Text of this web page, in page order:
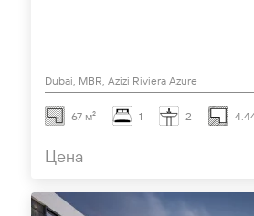
Dubai, MBR, Azizi Riviera Azure
67 м² 1 2
Цена